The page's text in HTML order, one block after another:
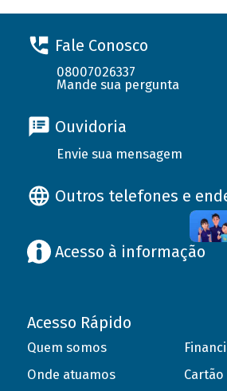
Fale Conosco
08007026337
Mande sua pergunta
Ouvidoria
Envie sua mensagem
Outros telefones e
Acesso à informação
Acesso Rápido
Quem somos
Onde atuamos
Cartão